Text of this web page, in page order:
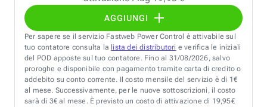
AGGIUNGI
Per sapere se il servizio Fastweb Power Control è attivabile sul
tuo contatore consulta la lista dei distributori e verifica le iniziali
del POD apposte sul tuo contatore. Fino al 31/08/2026, salvo
proroghe e disponibile con pagamento tramite carta di credito o
addebito su conto corrente. Il costo mensile del servizio è di 1€
al mese. Successivamente, per le nuove sottoscrizioni, il costo
sarà di 3€ al mese. È previsto un costo di attivazione di 19,95€